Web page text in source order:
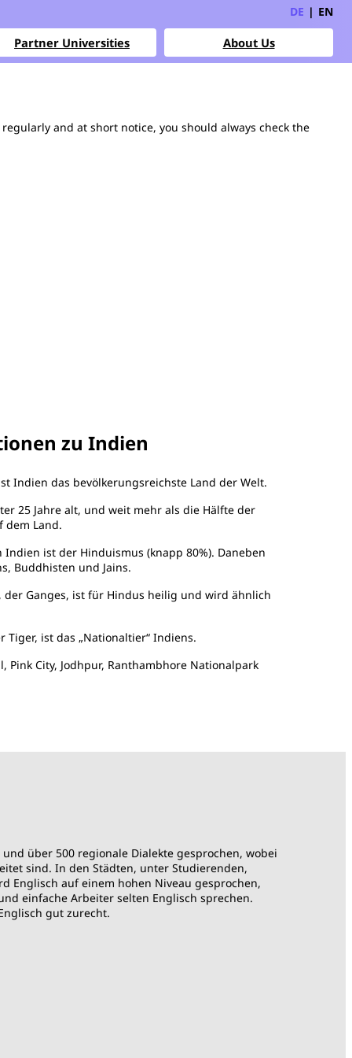
DE | EN
Partner Universities About Us
and at short notice, you should always check the
zu Indien
Indien das bevölkerungsreichste Land der Welt.
25 Jahre alt, und weit mehr als die Hälfte der
dem Land.
ist der Hinduismus (knapp 80%). Daneben
Buddhisten und Jains.
der Ganges, ist für Hindus heilig und wird ähnlich
Tiger, ist das „Nationaltier“ Indiens.
Pink City, Jodhpur, Ranthambhore Nationalpark
über 500 regionale Dialekte gesprochen, wobei
sind. In den Städten, unter Studierenden,
Englisch auf einem hohen Niveau gesprochen,
einfache Arbeiter selten Englisch sprechen.
gut zurecht.